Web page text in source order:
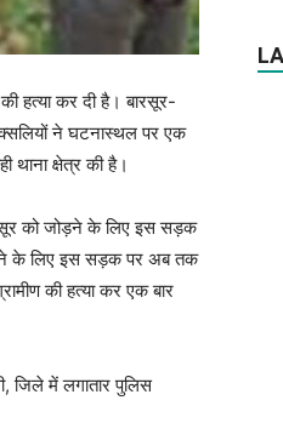
हत्या कर दी है। बारसूर-
ने घटनास्थल पर एक
थाना क्षेत्र की है।
को जोड़ने के लिए इस सड़क
के लिए इस सड़क पर अब तक
की हत्या कर एक बार
जिले में लगातार पुलिस